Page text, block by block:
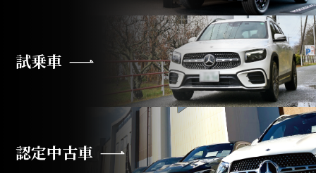
試乗車
認定中古車